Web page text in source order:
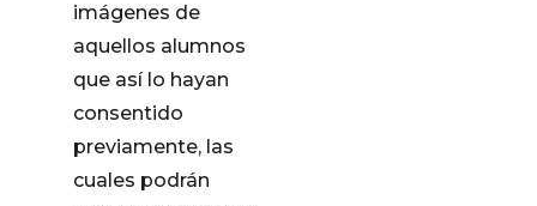
imágenes de
aquellos alumnos
que así lo hayan
consentido
previamente, las
cuales podrán